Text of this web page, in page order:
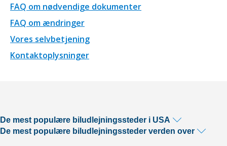
FAQ om nødvendige dokumenter
FAQ om ændringer
Vores selvbetjening
Kontaktoplysninger
De mest populære biludlejningssteder i USA
De mest populære biludlejningssteder verden over